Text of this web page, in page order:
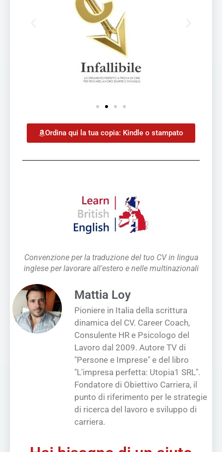
Ordina qui la tua copia: Kindle o stampato
Convenzione per la traduzione del tuo CV in lingua
inglese per lavorare all'estero e nelle multinazionali
Mattia Loy
Pioniere in Italia della scrittura
dinamica del CV. Career Coach,
Consulente HR e Psicologo del
Lavoro dal 2009. Autore TV di
"Persone e Imprese" e del libro
"L'impresa perfetta: Utopia1 SRL".
Fondatore di Obiettivo Carriera, il
punto di riferimento per le strategie
di ricerca del lavoro e sviluppo di
carriera.